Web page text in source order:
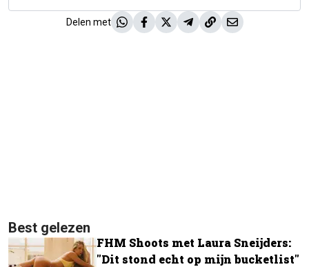
Delen met
Best gelezen
FHM Shoots met Laura Sneijders:
"Dit stond echt op mijn bucketlist"